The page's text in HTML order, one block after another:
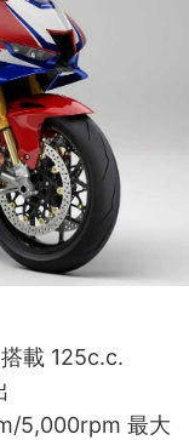
載 125c.c.
5,000rpm 最大